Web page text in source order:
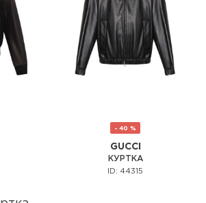
- 40 %
GUCCI
КУРТКА
ID: 44315